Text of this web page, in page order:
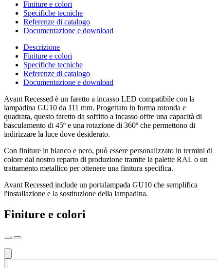
Finiture e colori
Specifiche tecniche
Referenze di catalogo
Documentazione e download
Descrizione
Finiture e colori
Specifiche tecniche
Referenze di catalogo
Documentazione e download
Avant Recessed è un faretto a incasso LED compatibile con la
lampadina GU10 da 111 mm. Progettato in forma rotonda e
quadrata, questo faretto da soffitto a incasso offre una capacità di
basculamento di 45º e una rotazione di 360º che permettono di
indirizzare la luce dove desiderato.
Con finiture in bianco e nero, può essere personalizzato in termini di
colore dal nostro reparto di produzione tramite la palette RAL o un
trattamento metallico per ottenere una finitura specifica.
Avant Recessed include un portalampada GU10 che semplifica
l'installazione e la sostituzione della lampadina.
Finiture e colori